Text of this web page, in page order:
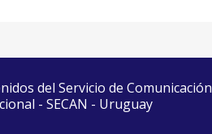
del Servicio de Comunicación
- SECAN - Uruguay